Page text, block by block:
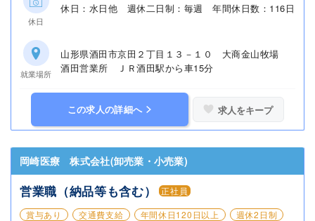
休日
休日：水日他 週休二日制：毎週 年間休日数：116日
就業場所
山形県酒田市京田２丁目１３－１０ 大商金山牧場
酒田営業所 ＪＲ酒田駅から車15分
この求人の詳細へ 求人をキープ
岡崎医療 株式会社(卸売業・小売業)
営業職（納品等も含む）
正社員
賞与あり
交通費支給 年間休日120日以上
週休2日制